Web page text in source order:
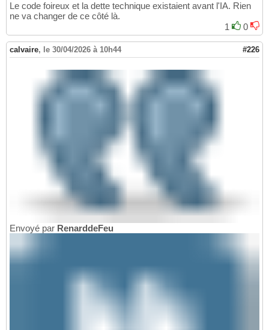
Le code foireux et la dette technique existaient avant l'IA. Rien
ne va changer de ce côté là.
1
0
calvaire, le 30/04/2026 à 10h44 #226
Envoyé par RenarddeFeu